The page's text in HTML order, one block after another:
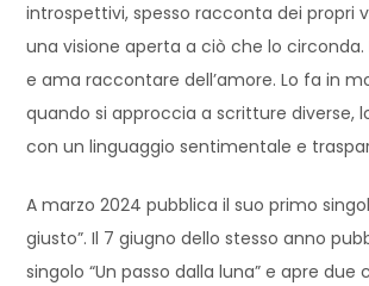
introspettivi, spesso racconta dei propri
una visione aperta a ciò che lo circonda.
e ama raccontare dell’amore. Lo fa in
quando si approccia a scritture diverse,
con un linguaggio sentimentale e
A marzo 2024 pubblica il suo primo
giusto”. Il 7 giugno dello stesso anno
singolo “Un passo dalla luna” e apre due